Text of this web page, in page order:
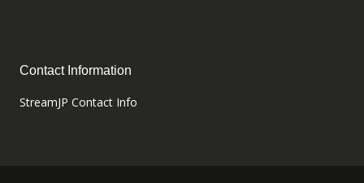
Contact Information
StreamJP Contact Info